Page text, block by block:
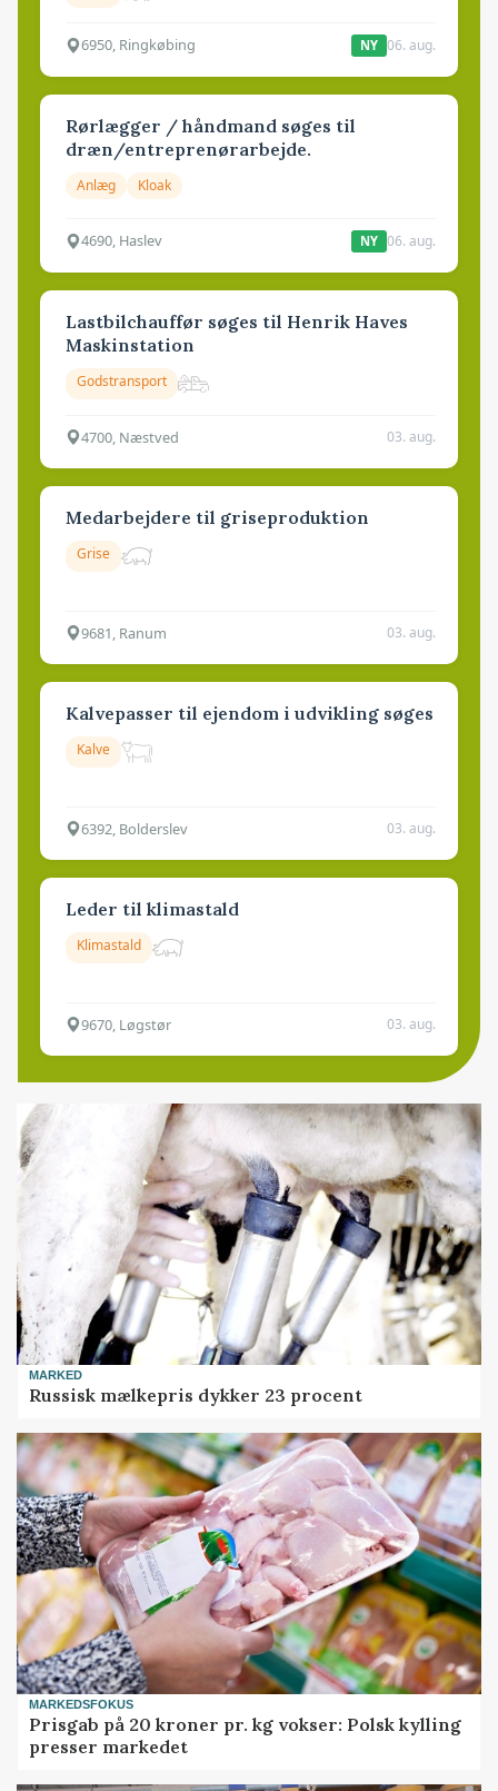
6950, Ringkøbing NY 06. aug.
Rørlægger / håndmand søges til
dræn/entreprenørarbejde.
Anlæg Kloak
4690, Haslev NY 06. aug.
Lastbilchauffør søges til Henrik Haves
Maskinstation
Godstransport
4700, Næstved 03. aug.
Medarbejdere til griseproduktion
Grise
9681, Ranum 03. aug.
Kalvepasser til ejendom i udvikling søges
Kalve
6392, Bolderslev 03. aug.
Leder til klimastald
Klimastald
9670, Løgstør 03. aug.
MARKED
Russisk mælkepris dykker 23 procent
MARKEDSFOKUS
Prisgab på 20 kroner pr. kg vokser: Polsk kylling
presser markedet